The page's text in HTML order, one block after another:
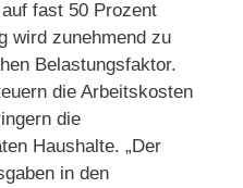
fast 50 Prozent
wird zunehmend zu
Belastungsfaktor.
die Arbeitskosten
die
Haushalte. „Der
in den